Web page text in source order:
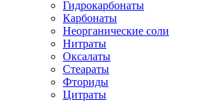
Гидрокарбонаты
Карбонаты
Неорганические соли
Нитраты
Оксалаты
Стеараты
Фториды
Цитраты